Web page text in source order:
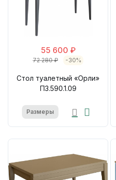
55 600 ₽
72 280 ₽ -30%
Стол туалетный «Орли»
П3.590.1.09
Размеры